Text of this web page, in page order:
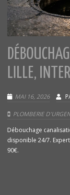
LILLE,
MAI 16, 2026
PLOMBERIE
Débouchage
disponible 24/7.
90€.